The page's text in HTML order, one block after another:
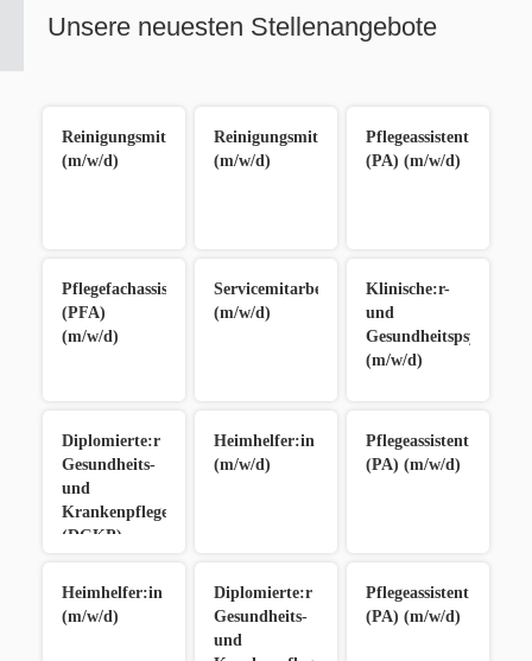
Unsere neuesten Stellenangebote
Reinigungsmitarbeiter:in
(m/w/d)
Reinigungsmitarbeiter:in
(m/w/d)
Pflegeassistent:in
(PA) (m/w/d)
Pflegefachassistent:in
(PFA)
(m/w/d)
Servicemitarbeiter:in
(m/w/d)
Klinische:r-
und
(m/w/d)
Diplomierte:r
Gesundheits-
und
Krankenpfleger:in
(DGKP)
Heimhelfer:in
(m/w/d)
Pflegeassistent:in
(PA) (m/w/d)
Heimhelfer:in
(m/w/d)
Diplomierte:r
Gesundheits-
und
Pflegeassistent:in
(PA) (m/w/d)